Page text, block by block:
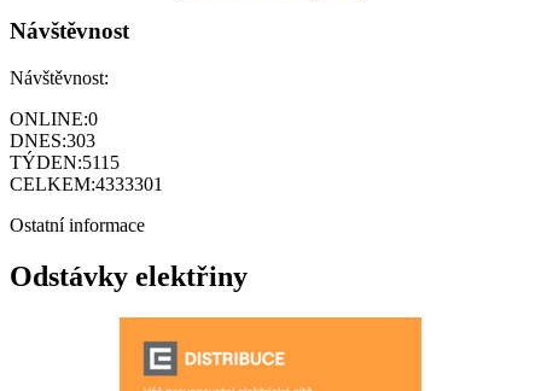
Návštěvnost
Návštěvnost:
ONLINE:0
DNES:303
TÝDEN:5115
CELKEM:4333301
Ostatní informace
Odstávky elektřiny